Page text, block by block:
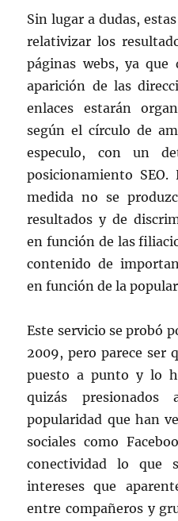
Sin lugar a dudas,
relativizar los
páginas webs, ya
aparición de las
enlaces estarán
según el círculo de
especulo, con un
posicionamiento
medida no se
resultados y de
en función de las
contenido de
en función de la
Este servicio se probó
2009, pero parece ser
puesto a punto y lo
quizás
popularidad que han
sociales como
conectividad lo que
intereses que
entre compañeros y